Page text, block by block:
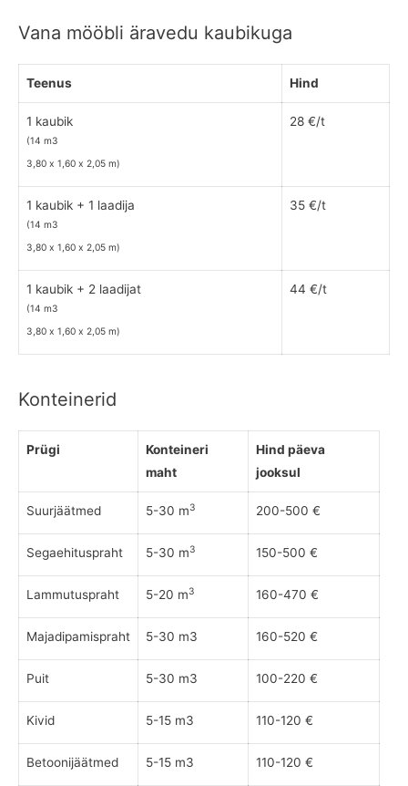
Vana mööbli äravedu kaubikuga
Teenus Hind
1 kaubik
(14 m3
3,80 х 1,60 х 2,05 m)
28 €/t
1 kaubik + 1 laadija
(14 m3
3,80 х 1,60 х 2,05 m)
35 €/t
1 kaubik + 2 laadijat
(14 m3
3,80 х 1,60 х 2,05 m)
44 €/t
Konteinerid
Prügi
Konteineri
maht
Hind päeva
jooksul
Suurjäätmed 5-30 m3 200-500 €
Segaehituspraht 5-30 m3 150-500 €
Lammutuspraht 5-20 m3 160-470 €
Majadipamispraht 5-30 m3 160-520 €
Puit 5-30 m3 100-220 €
Kivid 5-15 m3 110-120 €
Betoonijäätmed 5-15 m3 110-120 €